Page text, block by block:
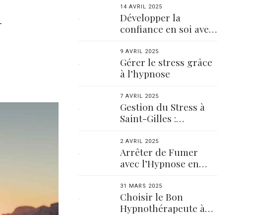
14 AVRIL 2025
Développer la
confiance en soi avec
9 AVRIL 2025
Gérer le stress grâce
à l’hypnose
7 AVRIL 2025
Gestion du Stress à
Saint-Gilles :
Peut Vous Aider
2 AVRIL 2025
Arrêter de Fumer
avec l’Hypnose en
Pour Vous ?
31 MARS 2025
Choisir le Bon
Hypnothérapeute à